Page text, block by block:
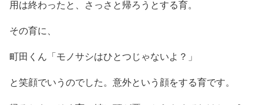
用は終わったと、さっさと帰ろうとする育。
その育に、
町田くん「モノサシはひとつじゃないよ？」
と笑顔でいうのでした。意外という顔をする育です。